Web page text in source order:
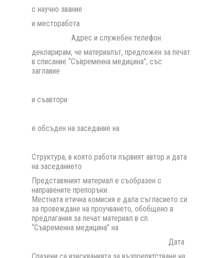
с научно звание
и месторабота
Адрес и служебен телефон
декларирам, че материалът, предложен за печат
в списание “Съвременна медицина”, със
заглавие
и съавтори
е обсъден на заседание на
Структура, в която работи първият автор и дата
на заседанието
Представяният материал е съобразен с
направените препоръки.
Местната етична комисия е дала съгласието си
за провеждане на проучването, обобщено в
предлагания за печат материал в сп.
“Съвременна медицина” на
Дата